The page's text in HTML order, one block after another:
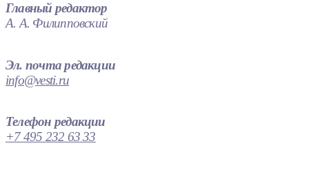
Главный редактор
А. А. Филипповский
Эл. почта редакции
info@vesti.ru
Телефон редакции
+7 495 232 63 33